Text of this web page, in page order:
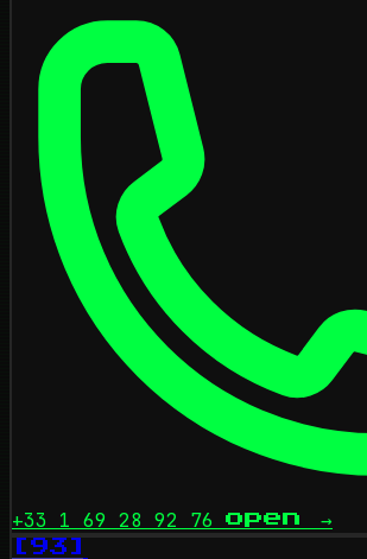
+33 1 69 28 92 76 open →
[93]